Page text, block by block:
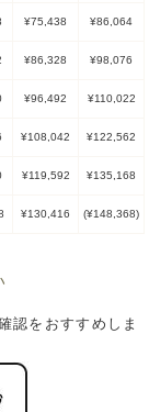
¥75,438 ¥86,064
¥86,328 ¥98,076
¥96,492 ¥110,022
¥108,042 ¥122,562
¥119,592 ¥135,168
¥130,416 (¥148,368)
認をおすすめしま